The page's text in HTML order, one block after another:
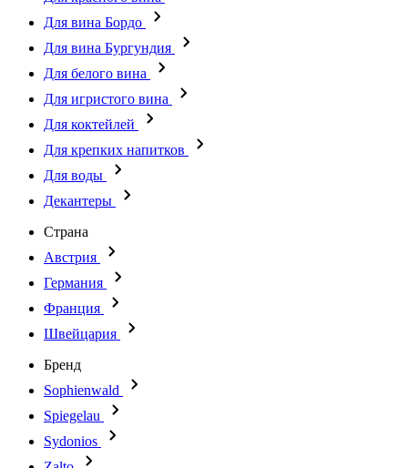
Для вина Бордо
Для вина Бургундия
Для белого вина
Для игристого вина
Для коктейлей
Для крепких напитков
Для воды
Декантеры
Страна
Австрия
Германия
Франция
Швейцария
Бренд
Sophienwald
Spiegelau
Sydonios